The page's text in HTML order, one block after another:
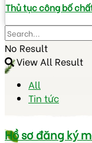
Thủ tục công bố
No Result
View All Result
All
Tin tức
Hồ sơ đăng ký